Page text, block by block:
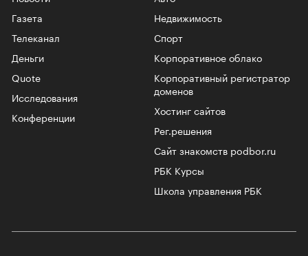
Газета
Телеканал
Недвижимость
Спорт
Корпоративное облако
Корпоративный регистратор
доменов
Хостинг сайтов
Рег.решения
Сайт знакомств podbor.ru
РБК Курсы
Школа управления РБК
Деньги
Quote
Исследования
Конференции